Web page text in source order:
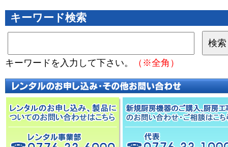
キーワード検索
キーワードを入力して下さい。 （※全角）